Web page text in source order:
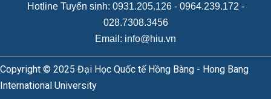
Hotline Tuyển sinh: 0931.205.126- 0964.239.172 -
028.7308.3456
Email: info@hiu.vn
Copyright © 2025 Đại Học Quốc tế Hồng Bàng - Hong Bang
International University